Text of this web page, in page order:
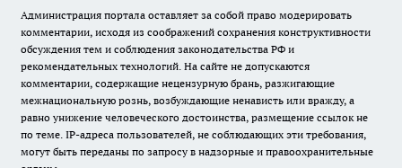
Администрация портала оставляет за собой право модерировать
комментарии, исходя из соображений сохранения конструктивности
обсуждения тем и соблюдения законодательства РФ и
рекомендательных технологий. На сайте не допускаются
комментарии, содержащие нецензурную брань, разжигающие
межнациональную рознь, возбуждающие ненависть или вражду, а
равно унижение человеческого достоинства, размещение ссылок не
по теме. IP-адреса пользователей, не соблюдающих эти требования,
могут быть переданы по запросу в надзорные и правоохранительные